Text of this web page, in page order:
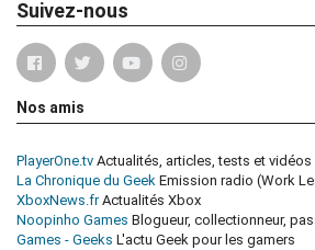
Suivez-nous
Nos amis
PlayerOne.tv Actualités, articles, tests et vidéos
La Chronique du Geek Emission radio (Work
XboxNews.frActualités Xbox
Noopinho Games Blogueur, collectionneur,
Games - Geeks L'actu Geek pour les gamers